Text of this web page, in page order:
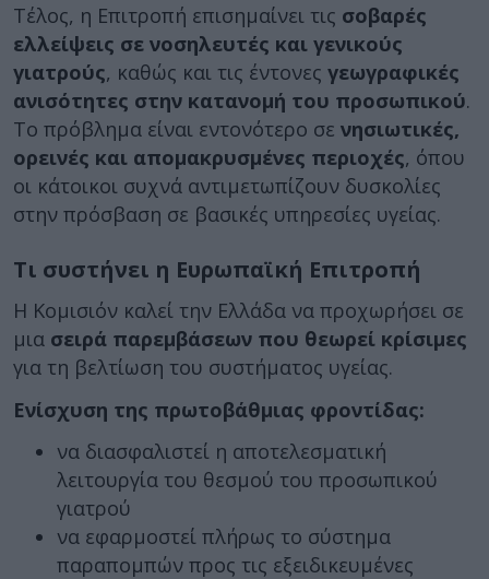
Τέλος, η Επιτροπή επισημαίνει τις σοβαρές
ελλείψεις σε νοσηλευτές και γενικούς
γιατρούς, καθώς και τις έντονες γεωγραφικές
ανισότητες στην κατανομή του προσωπικού.
Το πρόβλημα είναι εντονότερο σε νησιωτικές,
ορεινές και απομακρυσμένες περιοχές, όπου
οι κάτοικοι συχνά αντιμετωπίζουν δυσκολίες
στην πρόσβαση σε βασικές υπηρεσίες υγείας.
Τι συστήνει η Ευρωπαϊκή Επιτροπή
Η Κομισιόν καλεί την Ελλάδα να προχωρήσει σε
μια σειρά παρεμβάσεων που θεωρεί κρίσιμες
για τη βελτίωση του συστήματος υγείας.
Ενίσχυση της πρωτοβάθμιας φροντίδας:
να διασφαλιστεί η αποτελεσματική
λειτουργία του θεσμού του προσωπικού
γιατρού
να εφαρμοστεί πλήρως το σύστημα
παραπομπών προς τις εξειδικευμένες